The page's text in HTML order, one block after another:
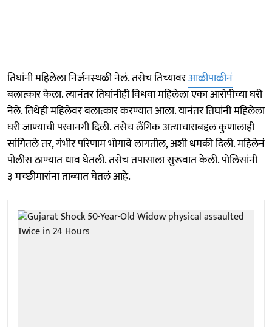
तिघांनी महिलेला निर्जनस्थळी नेलं. तसेच तिच्यावरआळीपाळीनं
बलात्कार केला. त्यानंतर तिघांनीही विधवा महिलेला एका आरोपीच्या घरी
नेले. तिथेही महिलेवर बलात्कार करण्यात आला. यानंतर तिघांनी महिलेला
घरी जाण्याची परवानगी दिली. तसेच लैंगिक अत्याचाराबद्दल कुणालाही
सांगितले तर, गंभीर परिणाम भोगावे लागतील, अशी धमकी दिली. महिलेनं
पोलीस ठाण्यात धाव घेतली. तसेच तपासाला सुरूवात केली. पोलिसांनी
३ मच्छीमारांना ताब्यात घेतलं आहे.